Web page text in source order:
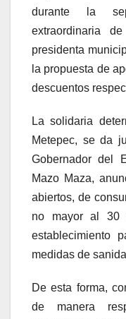
durante la
extraordinaria
presidenta
la propuesta de
descuentos
La solidaria
Metepec, se da
Gobernador del
Mazo Maza,
abiertos, de
no mayor al 30
establecimiento
medidas de
De esta forma,
de manera